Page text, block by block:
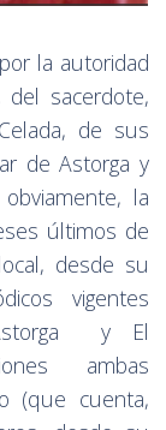
la autoridad
sacerdote,
de sus
de Astorga y
la
últimos de
desde su
vigentes
y El
ambas
(que cuenta,